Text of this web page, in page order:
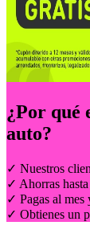
¿Por qué
auto?
✓ Nuestros
✓ Ahorras
✓ Pagas al mes
✓ Obtienes un